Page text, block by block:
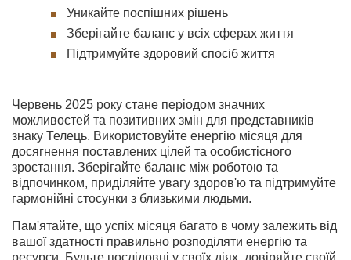
Уникайте поспішних рішень
Зберігайте баланс у всіх сферах життя
Підтримуйте здоровий спосіб життя
Червень 2025 року стане періодом значних
можливостей та позитивних змін для представників
знаку Телець. Використовуйте енергію місяця для
досягнення поставлених цілей та особистісного
зростання. Зберігайте баланс між роботою та
відпочинком, приділяйте увагу здоров'ю та підтримуйте
гармонійні стосунки з близькими людьми.
Пам'ятайте, що успіх місяця багато в чому залежить від
вашої здатності правильно розподіляти енергію та
ресурси. Будьте послідовні у своїх діях, довіряйте своїй